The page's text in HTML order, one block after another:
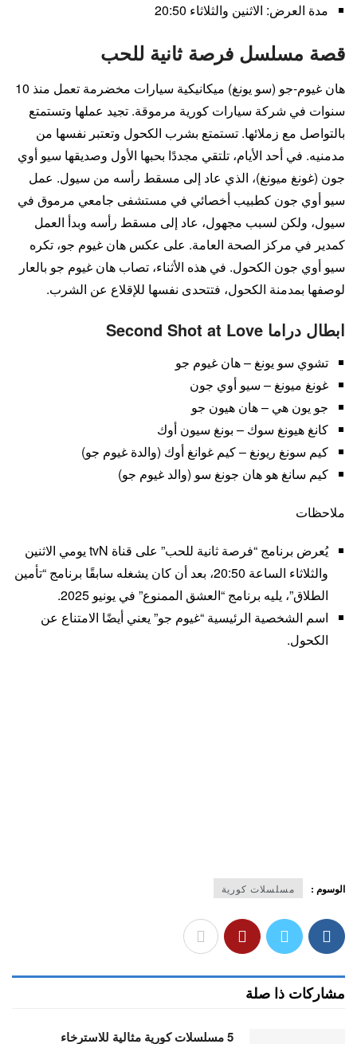
مدة العرض: الاثنين والثلاثاء 20:50
قصة مسلسل فرصة ثانية للحب
هان غيوم-جو (سو يونغ) ميكانيكية سيارات مخضرمة تعمل منذ 10
سنوات في شركة سيارات كورية مرموقة. تجيد عملها وتستمتع
بالتواصل مع زملائها. تستمتع بشرب الكحول وتعتبر نفسها من
مدمنيه. في أحد الأيام، تلتقي مجددًا بحبها الأول وصديقها سيو أوي
جون (غونغ ميونغ)، الذي عاد إلى مسقط رأسه من سيول. عمل
سيو أوي جون كطبيب أخصائي في مستشفى جامعي مرموق في
سيول، ولكن لسبب مجهول، عاد إلى مسقط رأسه وبدأ العمل
كمدير في مركز الصحة العامة. على عكس هان غيوم جو، تكره
سيو أوي جون الكحول. في هذه الأثناء، تصاب هان غيوم جو بالعار
لوصفها بمدمنة الكحول، فتتحدى نفسها للإقلاع عن الشرب.
ابطال دراما Second Shot at Love
تشوي سو يونغ – هان غيوم جو
غونغ ميونغ – سيو أوي جون
جو يون هي – هان هيون جو
كانغ هيونغ سوك – بونغ سيون أوك
كيم سونغ ريونغ – كيم غوانغ أوك (والدة غيوم جو)
كيم سانغ هو هان جونغ سو (والد غيوم جو)
ملاحظات
يُعرض برنامج “فرصة ثانية للحب” على قناة tvN يومي الاثنين
والثلاثاء الساعة 20:50، بعد أن كان يشغله سابقًا برنامج “تأمين
الطلاق”، يليه برنامج “العشق الممنوع” في يونيو 2025.
اسم الشخصية الرئيسية “غيوم جو” يعني أيضًا الامتناع عن
الكحول.
الوسوم : مسلسلات كورية
مشاركات ذا صلة
5 مسلسلات كورية مثالية للاسترخاء